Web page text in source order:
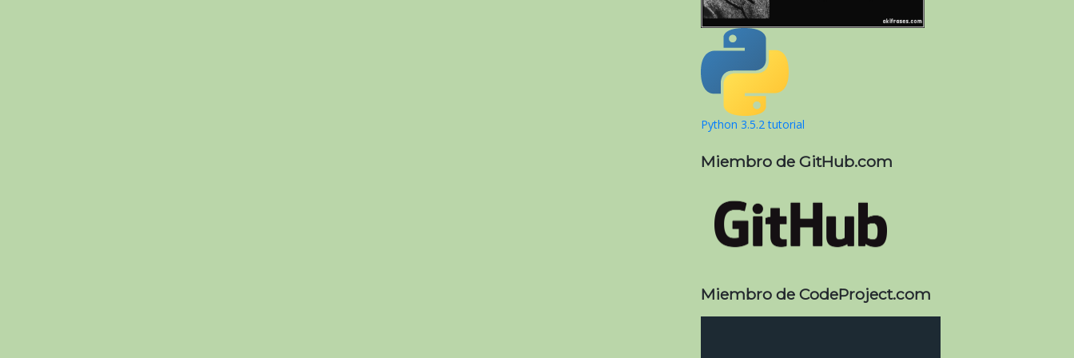
Python 3.5.2 tutorial
Miembro de GitHub.com
Miembro de CodeProject.com